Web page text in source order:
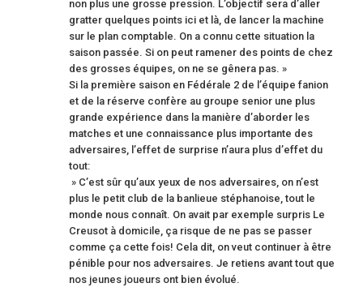
non plus une grosse pression. L’objectif sera d’aller
gratter quelques points ici et là, de lancer la machine
sur le plan comptable. On a connu cette situation la
saison passée. Si on peut ramener des points de chez
des grosses équipes, on ne se gênera pas. »
Si la première saison en Fédérale 2 de l’équipe fanion
et de la réserve confère au groupe senior une plus
grande expérience dans la manière d’aborder les
matches et une connaissance plus importante des
adversaires, l’effet de surprise n’aura plus d’effet du
tout:
» C’est sûr qu’aux yeux de nos adversaires, on n’est
plus le petit club de la banlieue stéphanoise, tout le
monde nous connaît. On avait par exemple surpris Le
Creusot à domicile, ça risque de ne pas se passer
comme ça cette fois! Cela dit, on veut continuer à être
pénible pour nos adversaires. Je retiens avant tout que
nos jeunes joueurs ont bien évolué.